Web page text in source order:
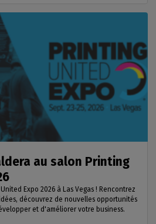
au salon Printing
Expo 2026 à Las Vegas ! Rencontrez
découvrez de nouvelles opportunités
et d'améliorer votre business.